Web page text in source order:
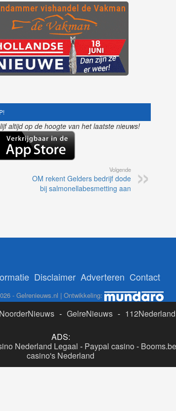
altijd op de hoogte van het laatste nieuws!
Volgende
OM rekent Gelders bedrijf dode
bij salmonellabesmetting aan
Disclaimer Adverteren Contact
- Gelrenieuws.nl | Ontwikkeling:
NoorderNieuws - GelreNieuws - 112Nederland
ADS:
Nederland Legaal - Paypal casino -
casino's Nederland